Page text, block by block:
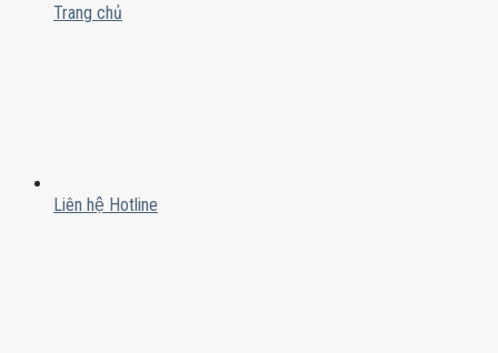
Trang chủ
Liên hệ Hotline